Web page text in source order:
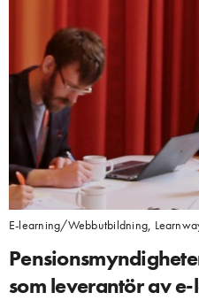
E-learning/Webbutbildning,
som leverantör av